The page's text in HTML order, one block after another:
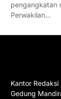
pengangkatan
Perwakilan…
Kantor Redaksi
Gedung